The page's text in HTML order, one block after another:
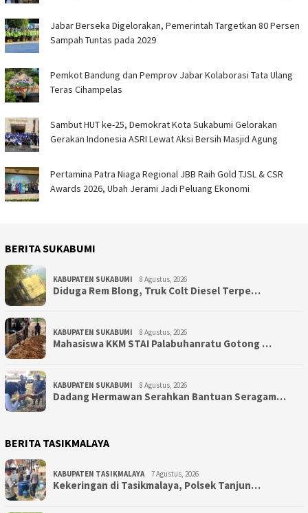
Jabar Berseka Digelorakan, Pemerintah Targetkan 80 Persen
Sampah Tuntas pada 2029
Pemkot Bandung dan Pemprov Jabar Kolaborasi Tata Ulang
Teras Cihampelas
Sambut HUT ke-25, Demokrat Kota Sukabumi Gelorakan
Gerakan Indonesia ASRI Lewat Aksi Bersih Masjid Agung
Pertamina Patra Niaga Regional JBB Raih Gold TJSL & CSR
Awards 2026, Ubah Jerami Jadi Peluang Ekonomi
BERITA SUKABUMI
KABUPATEN SUKABUMI 8 Agustus, 2026
Diduga Rem Blong, Truk Colt Diesel Terpe…
KABUPATEN SUKABUMI 8 Agustus, 2026
Mahasiswa KKM STAI Palabuhanratu Gotong …
KABUPATEN SUKABUMI 8 Agustus, 2026
Dadang Hermawan Serahkan Bantuan Seragam…
BERITA TASIKMALAYA
KABUPATEN TASIKMALAYA 7 Agustus, 2026
Kekeringan di Tasikmalaya, Polsek Tanjun…